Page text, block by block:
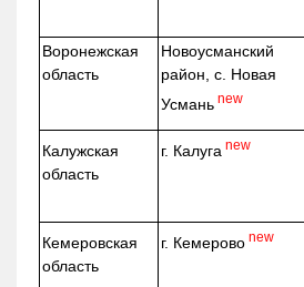
Воронежская
область
Новоусманский
район, с. Новая
Усмань new
Калужская
область
г. Калуга new
Кемеровская
область
г. Кемерово new